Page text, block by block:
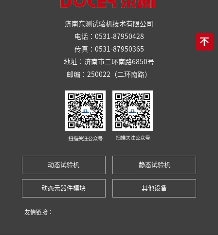
济南东测试验机技术有限公司
电话：0531-87950428
传真：0531-87950365
地址：济南市二环南路6850号
邮编：250022（二环南路）
动态试验机 静态试验机
动态元器件模块 其他设备
友情链接：